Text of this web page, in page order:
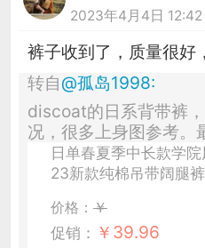
2023年4月4日 12:42
裤子收到了，质量很好
转自@孤岛1998:
discoat的日系背带裤
况，很多上身图参考。
日单春夏季中长款学
23新款纯棉吊带阔腿裤
价格： ￥
促销： ￥ 39.96